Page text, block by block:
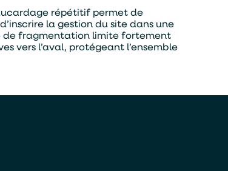
répétitif permet de
la gestion du site dans une
de fragmentation limite fortement
vers l’aval, protégeant l’ensemble